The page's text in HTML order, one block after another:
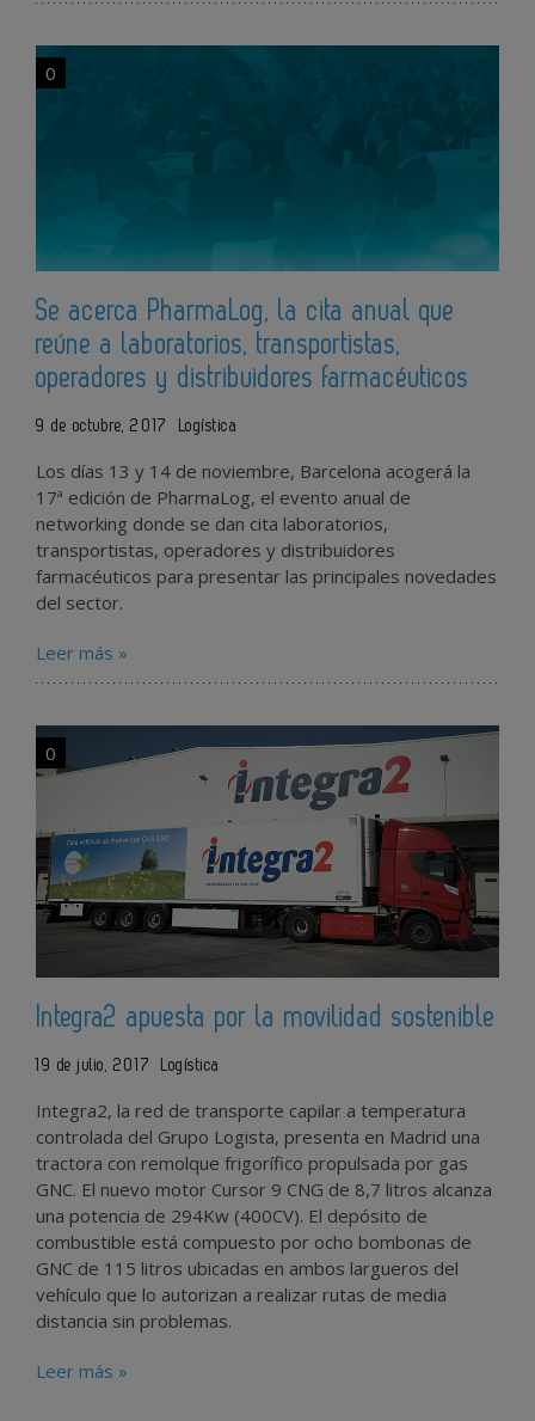
0
Se acerca PharmaLog, la cita anual que
reúne a laboratorios, transportistas,
operadores y distribuidores farmacéuticos
9 de octubre, 2017 Logística
Los días 13 y 14 de noviembre, Barcelona acogerá la
17ª edición de PharmaLog, el evento anual de
networking donde se dan cita laboratorios,
transportistas, operadores y distribuidores
farmacéuticos para presentar las principales novedades
del sector.
Leer más »
0
Integra2 apuesta por la movilidad sostenible
19 de julio, 2017 Logística
Integra2, la red de transporte capilar a temperatura
controlada del Grupo Logista, presenta en Madrid una
tractora con remolque frigorífico propulsada por gas
GNC. El nuevo motor Cursor 9 CNG de 8,7 litros alcanza
una potencia de 294Kw (400CV). El depósito de
combustible está compuesto por ocho bombonas de
GNC de 115 litros ubicadas en ambos largueros del
vehículo que lo autorizan a realizar rutas de media
distancia sin problemas.
Leer más »